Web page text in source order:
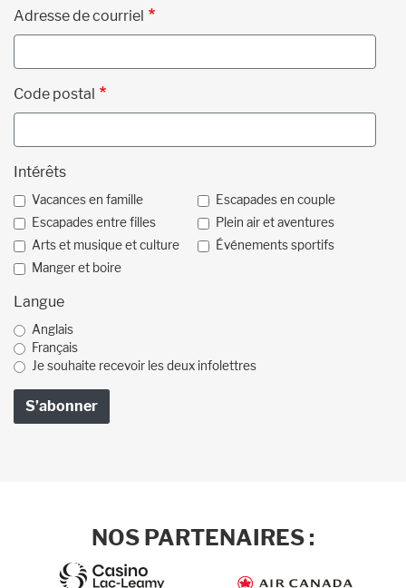
Adresse de courriel
Code postal
Intérêts
Vacances en famille
Escapades en couple
Escapades entre filles
Plein air et aventures
Arts et musique et culture
Événements sportifs
Manger et boire
Langue
Anglais
Français
Je souhaite recevoir les deux infolettres
NOS PARTENAIRES :